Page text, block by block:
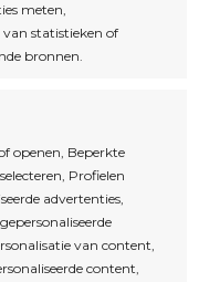
meten,
statistieken of
bronnen.
openen, Beperkte
Profielen
advertenties,
van content,
content,
acties?